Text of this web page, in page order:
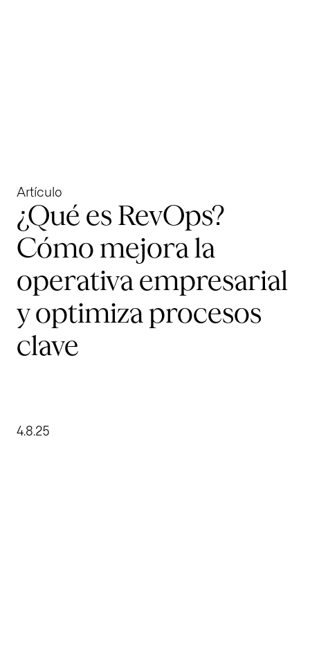
email hola@extandard.es
Artículo
¿Qué es RevOps?
Cómo mejora la
operativa empresarial
y optimiza procesos
clave
4.8.25